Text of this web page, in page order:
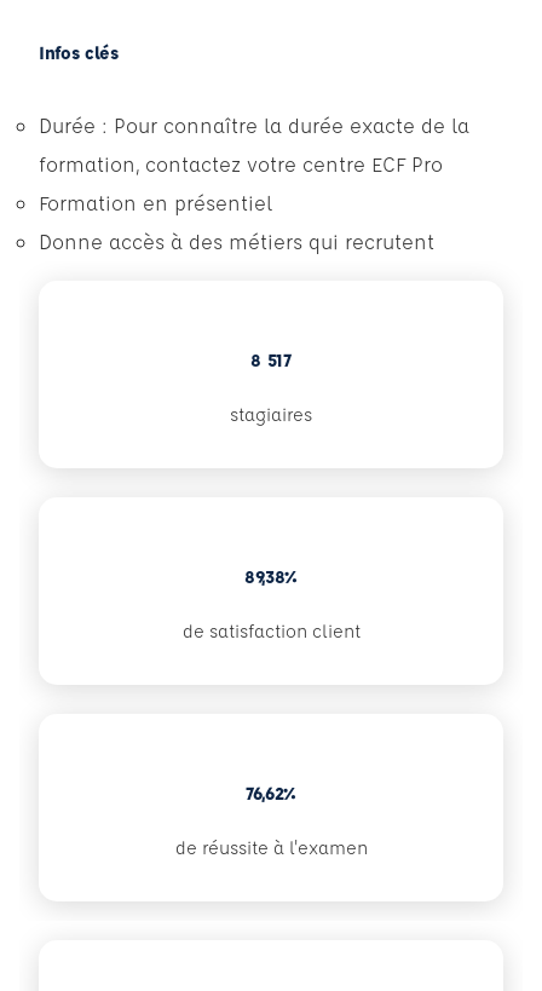
Infos clés
Durée : Pour connaître la durée exacte de la
formation, contactez votre centre ECF Pro
Formation en présentiel
Donne accès à des métiers qui recrutent
8 517
stagiaires
89,38%
de satisfaction client
76,62%
de réussite à l'examen